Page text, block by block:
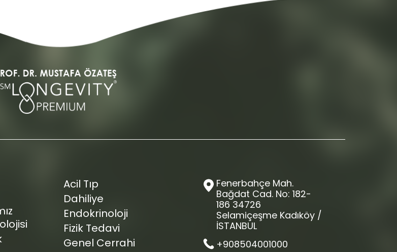
Acil Tıp
Dahiliye
Endokrinoloji
Fizik Tedavi
Genel Cerrahi
Fenerbahçe Mah.
Bağdat Cad. No: 182-
186 34726
Selamiçeşme Kadıköy /
İSTANBUL
+908504001000